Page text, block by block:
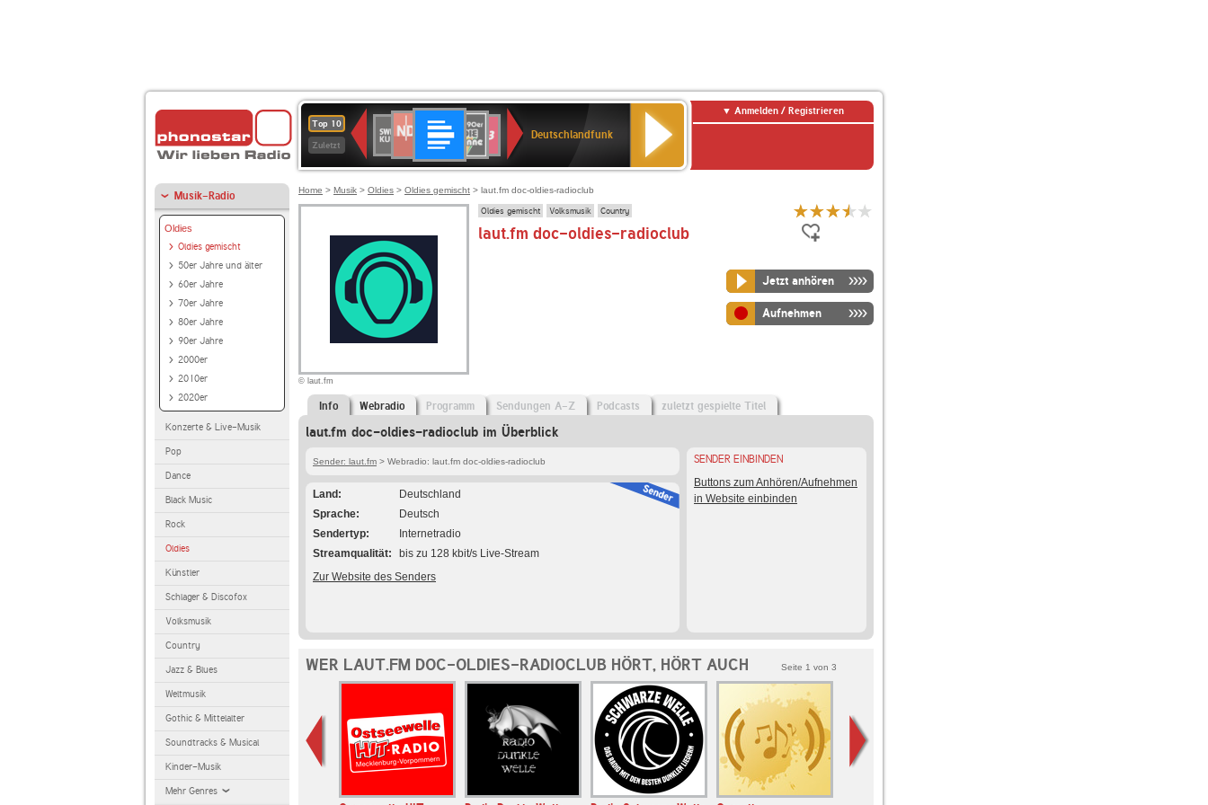
Top 10
Zuletzt
Deutschlandfunk
80er
90er
OLDIE
ANTENNE
SWR3
SWR
Kultur
2
Deutschlandfunk
Anmelden / Registrieren
Musik-Radio
Oldies
Oldies gemischt
50er Jahre und älter
60er Jahre
70er Jahre
80er Jahre
90er Jahre
2000er
2010er
2020er
Konzerte & Live-Musik
Pop
Dance
Black Music
Rock
Oldies
Künstler
Schlager & Discofox
Volksmusik
Country
Jazz & Blues
Weltmusik
Gothic & Mittelalter
Soundtracks & Musical
Kinder-Musik
Mehr Genres
Home > Musik > Oldies > Oldies gemischt > laut.fm doc-oldies-radioclub
© laut.fm
Oldies gemischt Volksmusik Country
laut.fm doc-oldies-radioclub
Jetzt anhören
Aufnehmen
Info Webradio Programm Sendungen A-Z Podcasts zuletzt gespielte Titel
laut.fm doc-oldies-radioclub im Überblick
Sender: laut.fm > Webradio: laut.fm doc-oldies-radioclub
Land
Deutschland
Sprache
Deutsch
Sendertyp
Internetradio
Streamqualität
bis zu 128 kbit/s Live-Stream
Zur Website des Senders
SENDER EINBINDEN
Buttons zum Anhören/Aufnehmen
in Website einbinden
WER LAUT.FM DOC-OLDIES-RADIOCLUB HÖRT, HÖRT AUCH Seite 1 von 3